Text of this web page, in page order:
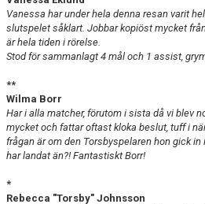
Vanessa har under hela denna resan varit
slutspelet såklart. Jobbar kopiöst mycket
är hela tiden i rörelse.
Stod för sammanlagt 4 mål och 1 assist,
**
Wilma Borr
Har i alla matcher, förutom i sista då vi blev
mycket och fattar oftast kloka beslut, tuff i
frågan är om den Torsbyspelaren hon gick
har landat än?! Fantastiskt Borr!
*
Rebecca "Torsby" Johnsson